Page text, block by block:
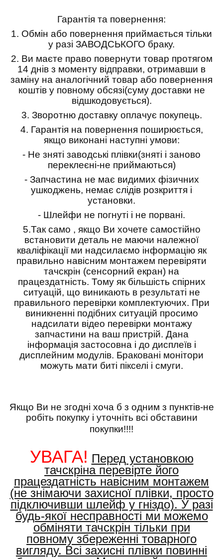
Гарантія та повернення:
1. Обмін або повернення приймається тільки
у разі ЗАВОДСЬКОГО браку.
2. Ви маєте право повернути товар протягом
14 днів з моменту відправки, отримавши в
заміну на аналогічний товар або повернення
коштів у повному обсязі(суму доставки не
відшкодовується).
3. Зворотню доставку оплачує покупець.
4. Гарантія на повернення поширюється,
якщо виконані наступні умови:
- Не зняті заводські плівки(зняті і заново
переклеєні-не приймаються)
- Запчастина не має видимих фізичних
ушкоджень, немає слідів розкриття і
установки.
- Шлейфи не погнуті і не порвані.
5.Так само , якщо Ви хочете самостійно
встановити деталь не маючи належної
кваліфікації ми надсилаємо інформацію як
правильно навісним монтажем перевіряти
тачскрін (сенсорний екран) на
працездатність. Тому як більшість спірних
ситуацій, що виникають в результаті не
правильного перевірки комплектуючих. При
виникненні подібних ситуацій просимо
надсилати відео перевірки монтажу
запчастини на ваш пристрій. Дана
інформація застосовна і до дисплеїв і
дисплейним модулів. Браковані монітори
можуть мати биті пікселі і смуги.
Якщо Ви не згодні хоча б з одним з пунктів-не
робіть покупку і уточніть всі обставини
покупки!!!!
УВАГА! Перед установкою
тачскріна перевірте його
працездатність навісним монтажем
(не знімаючи захисної плівки, просто
підключивши шлейф у гніздо). У разі
будь-якої несправності ми можемо
обміняти тачскрін тільки при
повному збереженні товарного
вигляду. Всі захисні плівки повинні